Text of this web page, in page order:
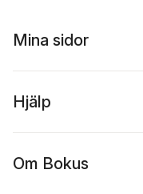
Mina sidor
Hjälp
Om Bokus